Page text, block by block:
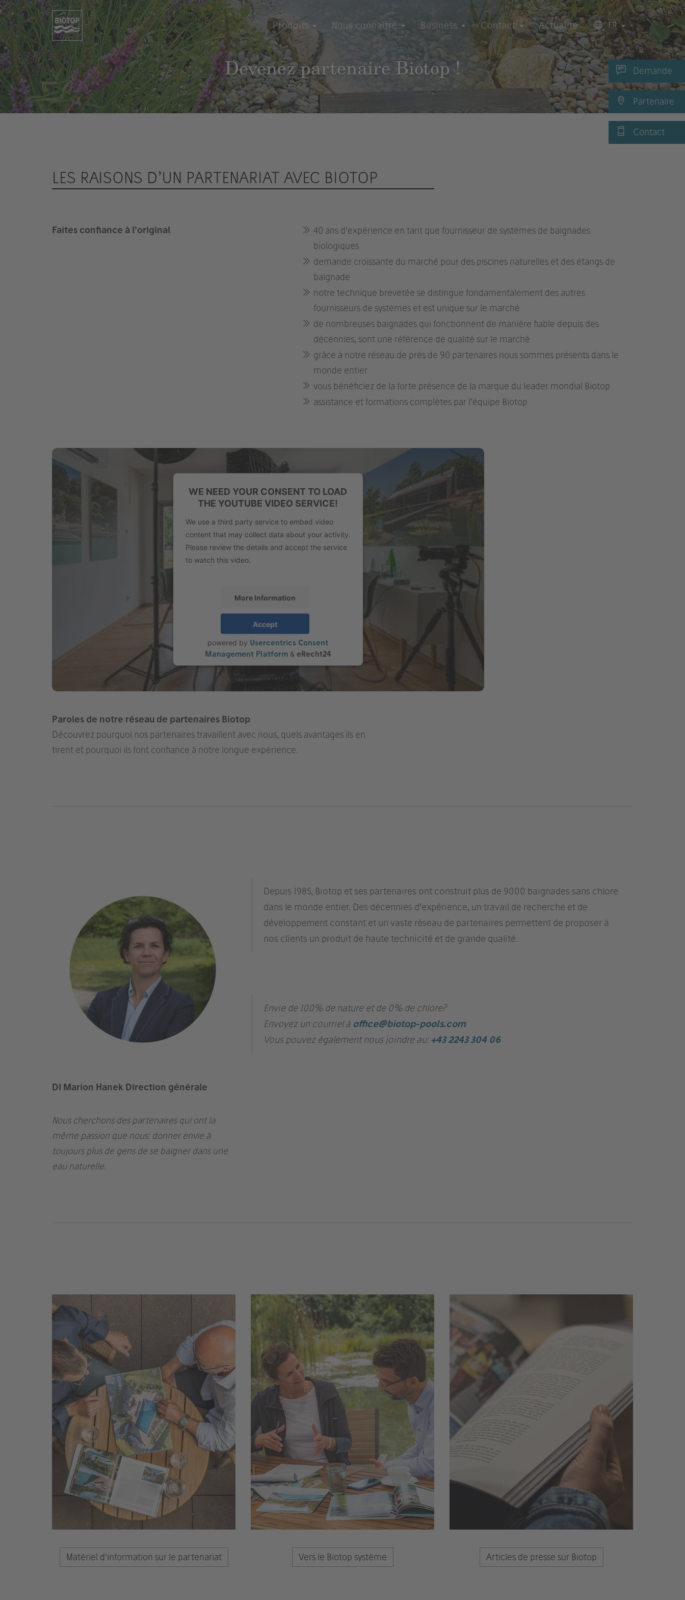
Demande
Partenaire
Contact
Produits Nous connaître Business Contact Actualité FR
Devenez partenaire Biotop !
LES RAISONS D’UN PARTENARIAT AVEC BIOTOP
Faites confiance à l’original
40 ans d’expérience en tant que fournisseur de systèmes de baignades
biologiques
demande croissante du marché pour des piscines naturelles et des étangs de
baignade
notre technique brevetée se distingue fondamentalement des autres
fournisseurs de systèmes et est unique sur le marché
de nombreuses baignades qui fonctionnent de manière fiable depuis des
décennies, sont une référence de qualité sur le marché
grâce à notre réseau de près de 90 partenaires nous sommes présents dans le
monde entier
vous bénéficiez de la forte présence de la marque du leader mondial Biotop
assistance et formations complètes par l’équipe Biotop
WE NEED YOUR CONSENT TO LOAD
THE YOUTUBE VIDEO SERVICE!
We use a third party service to embed video
content that may collect data about your activity.
Please review the details and accept the service
to watch this video.
More Information
Accept
powered by Usercentrics Consent
Management Platform& eRecht24
Paroles de notre réseau de partenaires Biotop
Découvrez pourquoi nos partenaires travaillent avec nous, quels avantages ils en
tirent et pourquoi ils font confiance à notre longue expérience.
DI Marion Hanek Direction générale
Nous cherchons des partenaires qui ont la
même passion que nous: donner envie à
toujours plus de gens de se baigner dans une
eau naturelle.
Depuis 1985, Biotop et ses partenaires ont construit plus de 9000 baignades sans chlore
dans le monde entier. Des décennies d’expérience, un travail de recherche et de
développement constant et un vaste réseau de partenaires permettent de proposer à
nos clients un produit de haute technicité et de grande qualité.
Envie de 100% de nature et de 0% de chlore?
Envoyez un courriel à office@biotop-pools.com
Vous pouvez également nous joindre au:+43 2243 304 06
Matériel d'information sur le partenariat Vers le Biotop système Articles de presse sur Biotop